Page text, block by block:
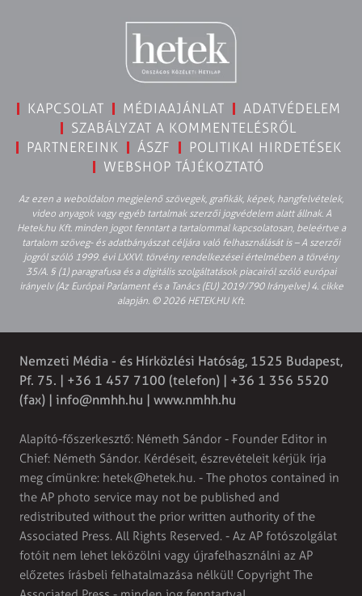
KAPCSOLAT MÉDIAAJÁNLAT
ADATVÉDELEM
SZABÁLYZAT A KOMMENTELÉSRŐL
PARTNEREINK
ÁSZF
POLITIKAI HIRDETÉSEK
WEBSHOP TÁJÉKOZTATÓ
Az ezen a weboldalon megjelenő szövegek, grafikák, képek, hangfelvételek,
video anyagok vagy egyéb tartalmak szerzői jogvédelem alatt állnak. A
Hetek.hu Kft. minden jogot fenntart a tartalommal kapcsolatosan, beleértve a
tartalom szöveg- és adatbányászat céljára való felhasználását is – A szerzői
jogról szóló 1999. évi LXXVI. törvény rendelkezései értelmében a törvény
35/A. § (1) paragrafusa és a digitális szolgáltatások piacairól szóló európai
irányelv (Az Európai Parlament és a Tanács (EU) 2019/790 Irányelve) 4. cikke
alapján. © 2026 HETEK.HU Kft.
Nemzeti Média - és Hírközlési Hatóság, 1525 Budapest,
Pf. 75. | +36 1 457 7100 (telefon) | +36 1 356 5520
(fax) | info@nmhh.hu | www.nmhh.hu
Alapító-főszerkesztő: Németh Sándor - Founder Editor in
Chief: Németh Sándor. Kérdéseit, észrevételeit kérjük írja
meg címünkre: hetek@hetek.hu. - The photos contained in
the AP photo service may not be published and
redistributed without the prior written authority of the
Associated Press. All Rights Reserved. - Az AP fotószolgálat
fotóit nem lehet leközölni vagy újrafelhasználni az AP
előzetes írásbeli felhatalmazása nélkül! Copyright The